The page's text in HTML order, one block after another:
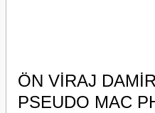
ÖN VİRAJ
PSEUDO MAC